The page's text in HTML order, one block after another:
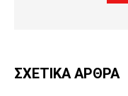
ΣΧΕΤΙΚΑ ΑΡΘΡΑ